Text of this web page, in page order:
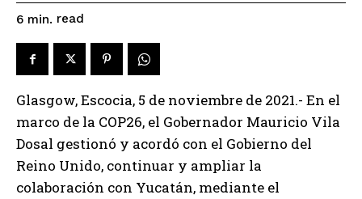
6 min. read
Glasgow, Escocia, 5 de noviembre de 2021.- En el
marco de la COP26, el Gobernador Mauricio Vila
Dosal gestionó y acordó con el Gobierno del
Reino Unido, continuar y ampliar la
colaboración con Yucatán, mediante el